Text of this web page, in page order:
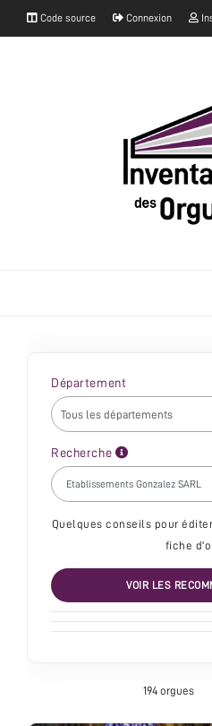
Code source Connexion
Département
Recherche
Quelques conseils pour
fiche
VOIR LES
194 orgues